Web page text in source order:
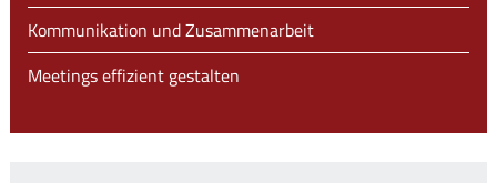
Kommunikation und Zusammenarbeit
Meetings effizient gestalten